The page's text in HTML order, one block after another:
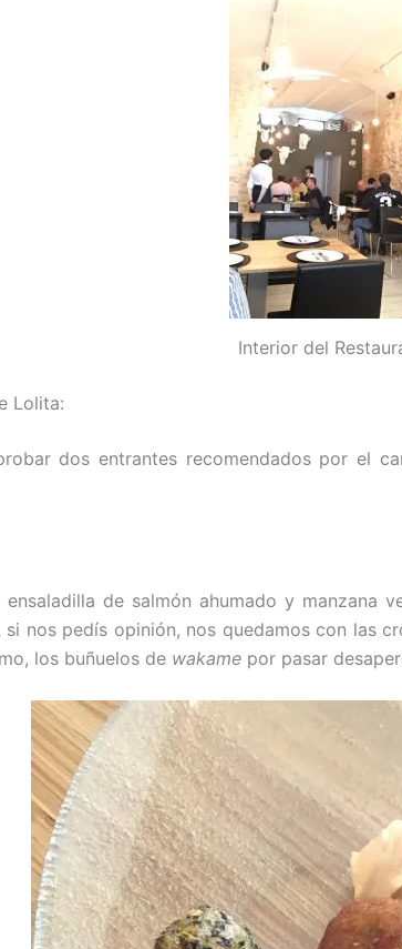
Interior del
Lolita:
dos entrantes recomendados por el
de salmón ahumado y manzana
nos pedís opinión, nos quedamos con las
los buñuelos de wakame por pasar